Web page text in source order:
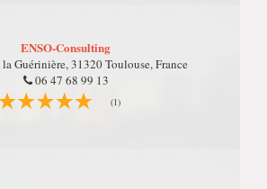
ENSO-Consulting
Guérinière, 31320 Toulouse, France
06 47 68 99 13
(1)